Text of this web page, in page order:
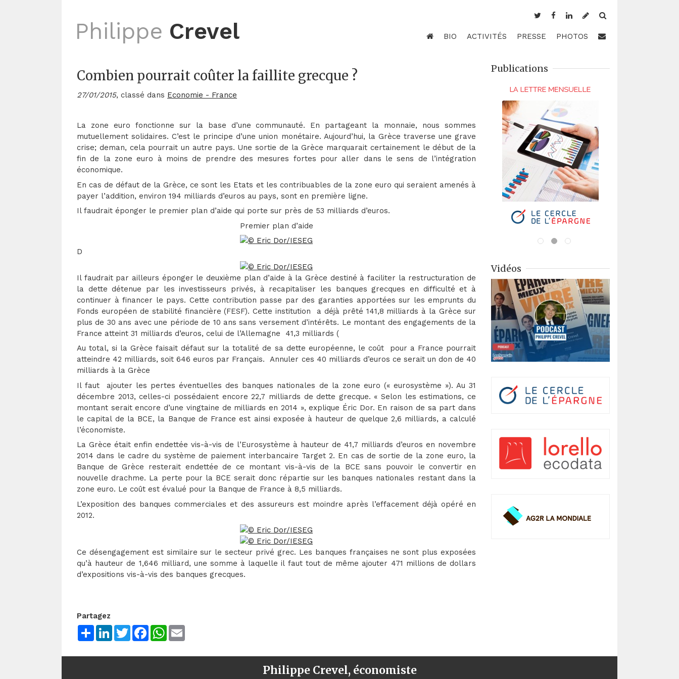
Philippe Crevel BIO ACTIVITÉS PRESSE PHOTOS
Combien pourrait coûter la faillite grecque ?
27/01/2015, classé dans Economie - France
La zone euro fonctionne sur la base d’une communauté. En partageant la monnaie, nous sommes
mutuellement solidaires. C’est le principe d’une union monétaire. Aujourd’hui, la Grèce traverse une grave
crise; deman, cela pourrait un autre pays. Une sortie de la Grèce marquarait certainement le début de la
fin de la zone euro à moins de prendre des mesures fortes pour aller dans le sens de l’intégration
économique.
En cas de défaut de la Grèce, ce sont les Etats et les contribuables de la zone euro qui seraient amenés à
payer l’addition, environ 194 milliards d’euros au pays, sont en première ligne.
Il faudrait éponger le premier plan d’aide qui porte sur près de 53 milliards d’euros.
Premier plan d’aide
D
Il faudrait par ailleurs éponger le deuxième plan d’aide à la Grèce destiné à faciliter la restructuration de
la dette détenue par les investisseurs privés, à recapitaliser les banques grecques en difficulté et à
continuer à financer le pays. Cette contribution passe par des garanties apportées sur les emprunts du
Fonds européen de stabilité financière (FESF). Cette institution a déjà prêté 141,8 milliards à la Grèce sur
plus de 30 ans avec une période de 10 ans sans versement d’intérêts. Le montant des engagements de la
France atteint 31 milliards d’euros, celui de l’Allemagne 41,3 milliards (
Au total, si la Grèce faisait défaut sur la totalité de sa dette européenne, le coût pour a France pourrait
atteindre 42 milliards, soit 646 euros par Français. Annuler ces 40 milliards d’euros ce serait un don de 40
milliards à la Grèce
Il faut ajouter les pertes éventuelles des banques nationales de la zone euro (« eurosystème »). Au 31
décembre 2013, celles-ci possédaient encore 22,7 milliards de dette grecque. « Selon les estimations, ce
montant serait encore d’une vingtaine de milliards en 2014 », explique Éric Dor. En raison de sa part dans
le capital de la BCE, la Banque de France est ainsi exposée à hauteur de quelque 2,6 milliards, a calculé
l’économiste.
La Grèce était enfin endettée vis-à-vis de l’Eurosystème à hauteur de 41,7 milliards d’euros en novembre
2014 dans le cadre du système de paiement interbancaire Target 2. En cas de sortie de la zone euro, la
Banque de Grèce resterait endettée de ce montant vis-à-vis de la BCE sans pouvoir le convertir en
nouvelle drachme. La perte pour la BCE serait donc répartie sur les banques nationales restant dans la
zone euro. Le coût est évalué pour la Banque de France à 8,5 milliards.
L’exposition des banques commerciales et des assureurs est moindre après l’effacement déjà opéré en
2012.
Ce désengagement est similaire sur le secteur privé grec. Les banques françaises ne sont plus exposées
qu’à hauteur de 1,646 milliard, une somme à laquelle il faut tout de même ajouter 471 millions de dollars
d’expositions vis-à-vis des banques grecques.
Partagez
ShareLinkedInTwitterFacebookWhatsApp
Publications
Vidéos
Philippe Crevel, économiste